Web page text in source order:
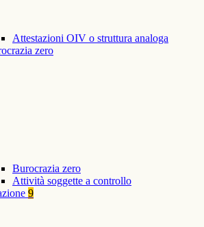
Attestazioni OIV o struttura analoga
zero
Burocrazia zero
Attività soggette a controllo
9